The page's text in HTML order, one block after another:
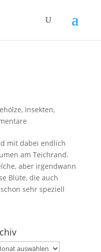
, Insekten,
mit dabei endlich
am Teichrand.
aber irgendwann
Blüte, die auch
sehr speziell